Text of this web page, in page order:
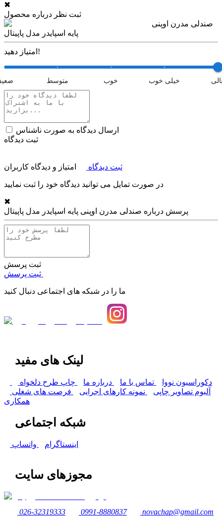
✖
ثبت نظر درباره محصول
صندلی مدرن اوپنی
پایه اسپایدر مدل پاپیتال
امتیاز دهید!
متوسط خوب خیلی خوب
ارسال دیدگاه به صورت ناشناس
ثبت دیدگاه
ثبت دیدگاه امتیاز و دیدگاه کاربران
در صورت تمایل می توانید دیدگاه خود را ثبت نمایید
✖
پرسش درباره صندلی مدرن اوپنی پایه اسپایدر مدل پاپیتال
ثبت پرسش
ما را در شبکه های اجتماعی دنبال کنید
لینک های مفید
دکوراسیون نووا تماس با ما درباره ما
چاپ طرح دلخواه
آلبوم تصاویر چاپی
نمونه کارهای اجرایی
فرصت های شغلی
همکاری
شبکه اجتماعی
اینستاگرام واتساپ
مجوزهای سایت
026-32319333 0991-8880837 novachap@gmail.com